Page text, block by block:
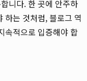
니다. 한 곳에 안주하
하는 것처럼, 블로그 역
속적으로 입증해야 합